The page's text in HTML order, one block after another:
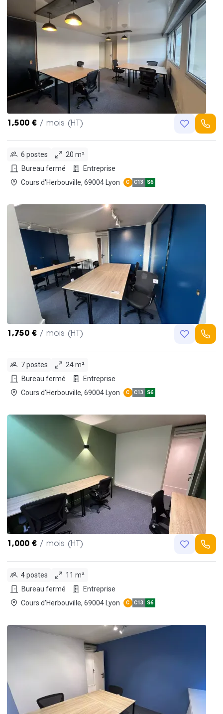
1,500 € / mois (HT)
6 postes
20 m²
Bureau fermé
Entreprise
Cours d'Herbouville, 69004 Lyon
C C13 S6
1,750 € / mois (HT)
7 postes
24 m²
Bureau fermé
Entreprise
Cours d'Herbouville, 69004 Lyon
C C13 S6
1,000 € / mois (HT)
4 postes
11 m²
Bureau fermé
Entreprise
Cours d'Herbouville, 69004 Lyon
C C13 S6